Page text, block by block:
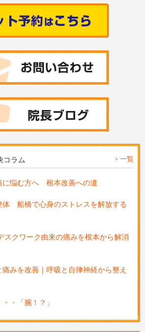
コラム 一覧
に悩む方へ 根本改善への道
体 船橋で心身のストレスを解放する
スクワーク由来の痛みを根本から解消
みを改善｜呼吸と自律神経から整え
・「腕！？」